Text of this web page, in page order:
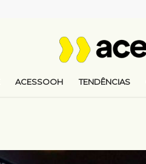
ACESSOOH TENDÊNCIAS